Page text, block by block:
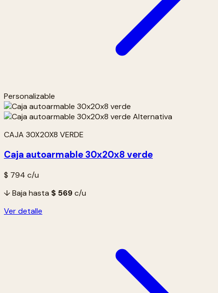
Personalizable
CAJA 30X20X8 VERDE
Caja autoarmable 30x20x8 verde
$ 794 c/u
↓ Baja hasta $ 569c/u
Ver detalle